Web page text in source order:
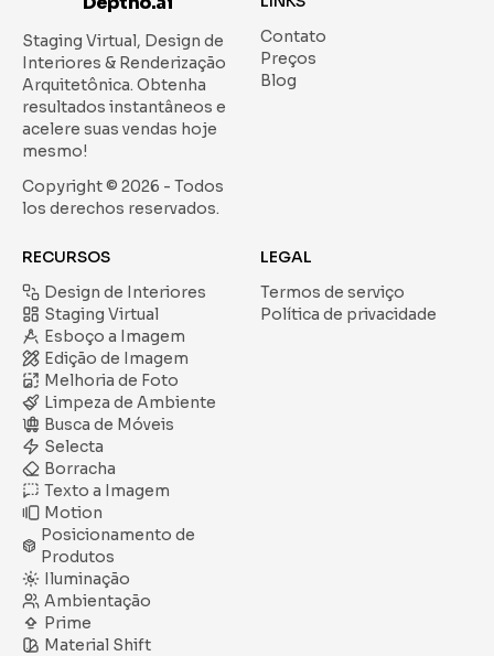
Staging Virtual, Design de
Interiores & Renderização
Arquitetônica. Obtenha
resultados instantâneos e
acelere suas vendas hoje
mesmo!
Copyright © 2026 - Todos
los derechos reservados.
Contato
Preços
Blog
RECURSOS
Design de Interiores
Staging Virtual
Esboço a Imagem
Edição de Imagem
Melhoria de Foto
Limpeza de Ambiente
Busca de Móveis
Selecta
Borracha
Texto a Imagem
Motion
Posicionamento de
Produtos
Iluminação
Ambientação
Prime
Material Shift
LEGAL
Termos de serviço
Política de privacidade